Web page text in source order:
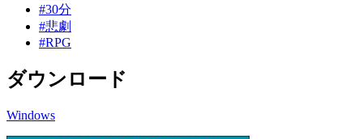
#30分
#悲劇
#RPG
ダウンロード
Windows